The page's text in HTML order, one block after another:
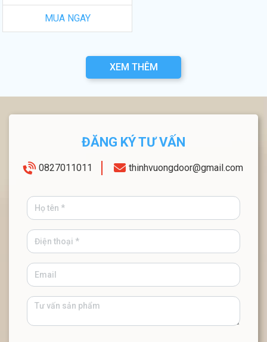
MUA NGAY
XEM THÊM
ĐĂNG KÝ TƯ VẤN
0827011011 thinhvuongdoor@gmail.com